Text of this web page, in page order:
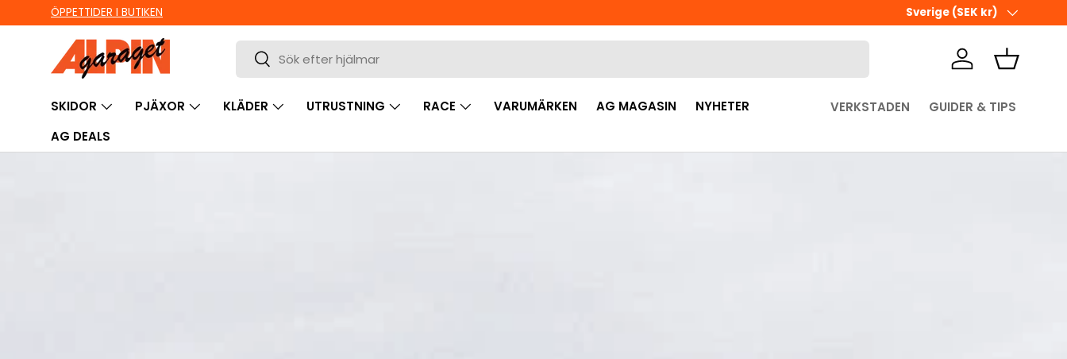
HOPPA TILL INNEHÅLL
Ute i sista minuten? Välj Hämta i butik! Land/Region
Sverige (SEK kr)
Sök
Sök Logga inKorg
SKIDOR PJÄXOR KLÄDER UTRUSTNING RACE VARUMÄRKEN AG MAGASIN
NYHETER
AG DEALS
VERKSTADEN GUIDER & TIPS